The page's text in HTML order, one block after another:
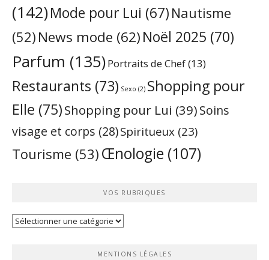
(142)Mode pour Lui (67) Nautisme
(52) News mode (62)Noël 2025 (70)
Parfum (135)Portraits de Chef(13)
Restaurants (73) Sexo (2) Shopping pour
Elle (75)Shopping pour Lui (39)Soins
visage et corps (28)Spiritueux (23)
Tourisme (53) Œnologie (107)
VOS RUBRIQUES
Vos
MENTIONS LÉGALES